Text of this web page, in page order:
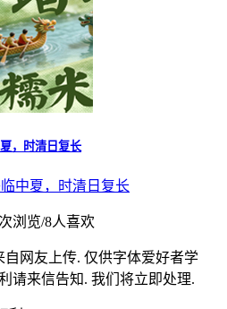
，时清日复长
中夏，时清日复长
浏览/8人喜欢
网友上传. 仅供字体爱好者学
请来信告知. 我们将立即处理.